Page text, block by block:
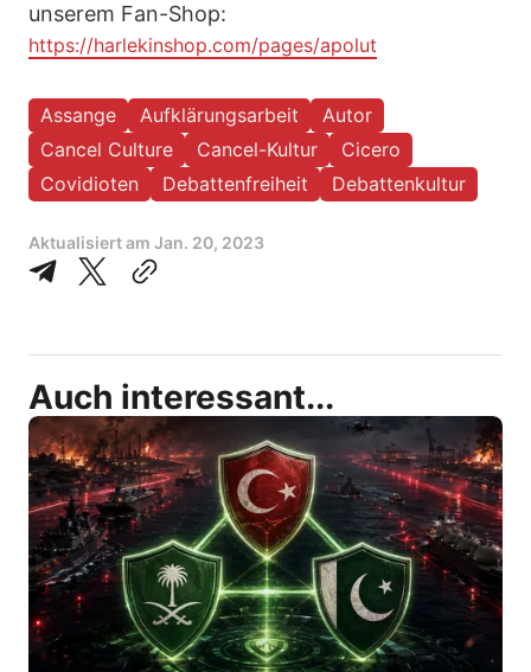
unserem Fan-Shop:
https://harlekinshop.com/pages/apolut
Assange Aufklärungsarbeit
Autor
Cancel Culture
Cancel-Kultur
Cicero
Covidioten
Debattenfreiheit Debattenkultur
Aktualisiert am Jan. 20, 2023
Auch interessant...